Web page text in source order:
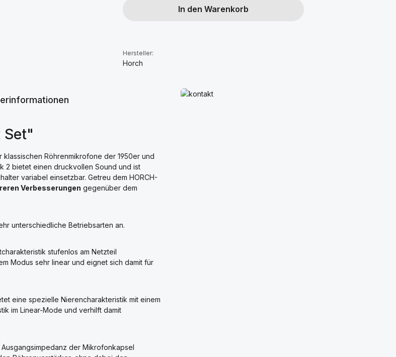
In den Warenkorb
Hersteller:
Horch
Set"
Röhrenmikrofone der 1950er und
2 bietet einen druckvollen Sound und ist
variabel einsetzbar. Getreu dem HORCH-
Verbesserungen gegenüber dem
unterschiedliche Betriebsarten an.
stufenlos am Netzteil
Modus sehr linear und eignet sich damit für
eine spezielle Nierencharakteristik mit einem
im Linear-Mode und verhilft damit
der Mikrofonkapsel
Mehr erfahren